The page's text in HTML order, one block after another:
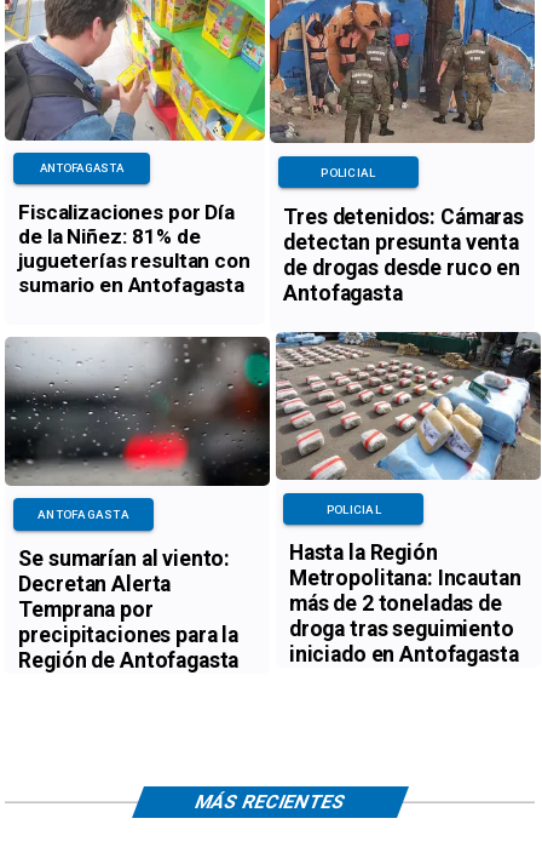
Fiscalizaciones por Día
de la Niñez: 81% de
jugueterías resultan con
sumario en Antofagasta
ANTOFAGASTA
Tres detenidos: Cámaras
detectan presunta venta
de drogas desde ruco en
Antofagasta
POLICIAL
Se sumarían al viento:
Decretan Alerta
Temprana por
precipitaciones para la
Región de Antofagasta
ANTOFAGASTA
Hasta la Región
Metropolitana: Incautan
más de 2 toneladas de
droga tras seguimiento
iniciado en Antofagasta
POLICIAL
MÁS RECIENTES